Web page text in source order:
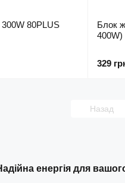
енергія для
80PLUS
Блок
400W)
329
Назад